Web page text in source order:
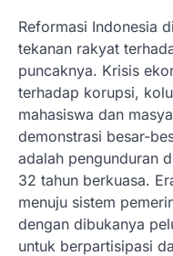
Reformasi Indonesia
tekanan rakyat
puncaknya. Krisis
terhadap korupsi,
mahasiswa dan
demonstrasi besar-
adalah pengunduran
32 tahun berkuasa.
menuju sistem
dengan dibukanya
untuk berpartisipasi